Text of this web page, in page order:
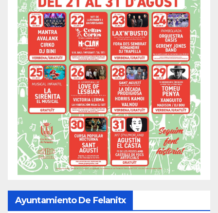
Ayuntamiento De Felanitx